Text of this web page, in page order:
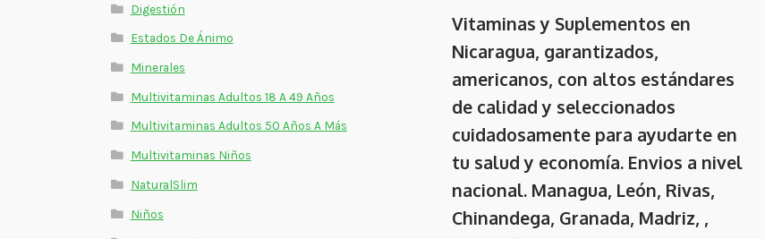
Digestión
Estados De Ánimo
Minerales
Multivitaminas Adultos 18 A 49 Años
Multivitaminas Adultos 50 Años A Más
Multivitaminas Niños
NaturalSlim
Niños
Vitaminas y Suplementos en
Nicaragua, garantizados,
americanos, con altos estándares
de calidad y seleccionados
cuidadosamente para ayudarte en
tu salud y economía. Envios a nivel
nacional. Managua, León, Rivas,
Chinandega, Granada, Madriz, ,